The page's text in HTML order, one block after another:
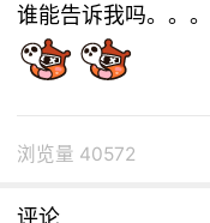
谁能告诉我吗。。
浏览量 40572
评论